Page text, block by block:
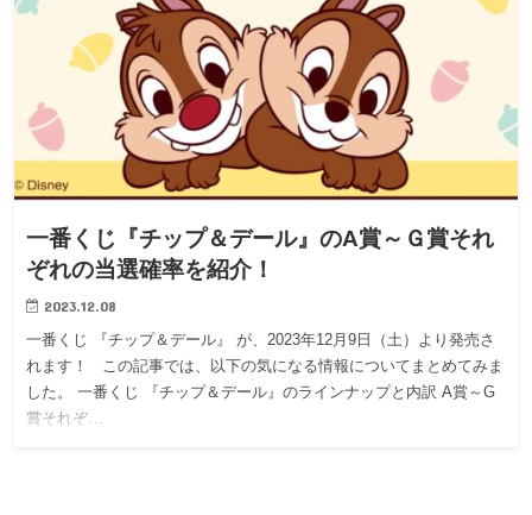
一番くじ『チップ＆デール』のA賞～Ｇ賞それ
ぞれの当選確率を紹介！
2023.12.08
一番くじ 『チップ＆デール』 が、2023年12月9日（土）より発売さ
れます！ この記事では、以下の気になる情報についてまとめてみま
した。 一番くじ 『チップ＆デール』のラインナップと内訳 A賞～G
賞それぞ…